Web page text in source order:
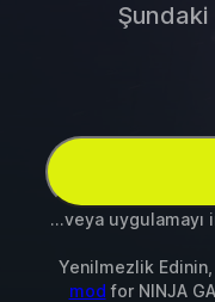
Şundaki
...veya uygulamayı
Yenilmezlik Edinin,
mod for NINJA